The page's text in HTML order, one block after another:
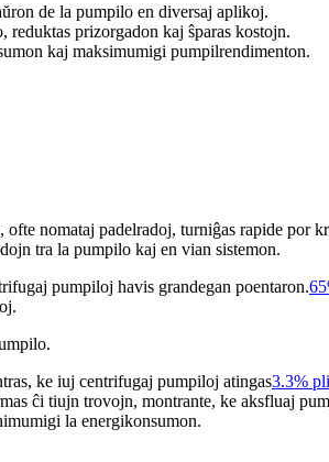
de la pumpilo en diversaj aplikoj.
prizorgadon kaj ŝparas kostojn.
kaj maksimumigi pumpilrendimenton.
nomataj padelradoj, turniĝas rapide por
tra la pumpilo kaj en vian sistemon.
pumpiloj havis grandegan poentaron.
ke iuj centrifugaj pumpiloj atingas3.3%
ĉi tiujn trovojn, montrante, ke aksfluaj
la energikonsumon.